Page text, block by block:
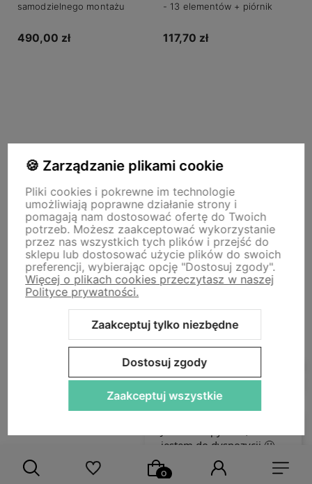
samodzielnego montażu
490,00 zł
- 13 elementów + piórnik
117,70 zł
Newsletter
Zapisz się, aby otrzymać powitalny kod zniżkowy -10% na
całe zakupy. Otrzymuj ekskluzywne oferty i informacje o
nowościach.
Zapisz się na nasz newsletter – Wpisz adres e-mail
Pomoc
🍪 Zarządzanie plikami cookie
Pliki cookies i pokrewne im technologie
umożliwiają poprawne działanie strony i
pomagają nam dostosować ofertę do Twoich
potrzeb. Możesz zaakceptować wykorzystanie
przez nas wszystkich tych plików i przejść do
sklepu lub dostosować użycie plików do swoich
preferencji, wybierając opcję "Dostosuj zgody".
Więcej o plikach cookies przeczytasz w naszej
Polityce prywatności.
Zaakceptuj tylko niezbędne
Dostosuj zgody
Zaakceptuj wszystkie